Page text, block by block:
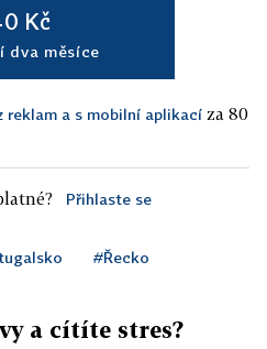
Kč
dva měsíce
reklam a s mobilní aplikací za 80
Přihlaste se
#Řecko
a cítíte stres?